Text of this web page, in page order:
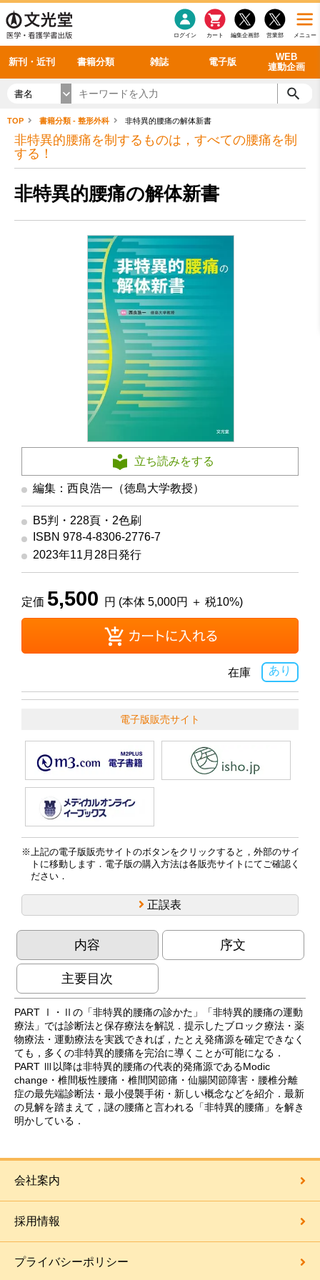
メニュー
営業部
編集企画部
カート
ログイン
新刊・近刊 書籍分類 雑誌 電子版
WEB
連動企画
感染症 老年医学
看護・介護
呼吸器
循環器
シリーズ一覧
雑誌投稿規定
理学療法
雑誌案内・年間購読 最新号 バックナンバー
電子書籍
電子雑誌
書籍「データに基づく臨床動作分析」WEB動画
書籍「眼手術学」WEB動画
書籍「神経症候学 II 改訂第二版」 WEB動画
新刊一覧
今後の発行予定
書名
TOP 書籍分類 - 整形外科 非特異的腰痛の解体新書
非特異的腰痛を制するものは，すべての腰痛を制
する！
非特異的腰痛の解体新書
立ち読みをする
編集：西良浩一（徳島大学教授）
B5判・228頁・2色刷
ISBN 978-4-8306-2776-7
2023年11月28日発行
定価 5,500 円 (本体 5,000円 ＋ 税10%)
あり
在庫
電子版販売サイト
上記の電子版販売サイトのボタンをクリックすると，外部のサイ
トに移動します．電子版の購入方法は各販売サイトにてご確認く
ださい．
正誤表
内容 序文
主要目次
PART Ⅰ・Ⅱの「非特異的腰痛の診かた」「非特異的腰痛の運動
療法」では診断法と保存療法を解説．提示したブロック療法・薬
物療法・運動療法を実践できれば，たとえ発痛源を確定できなく
ても，多くの非特異的腰痛を完治に導くことが可能になる．
PART Ⅲ以降は非特異的腰痛の代表的発痛源であるModic
change・椎間板性腰痛・椎間関節痛・仙腸関節障害・腰椎分離
症の最先端診断法・最小侵襲手術・新しい概念などを紹介．最新
の見解を踏まえて，謎の腰痛と言われる「非特異的腰痛」を解き
明かしている．
会社案内
採用情報
プライバシーポリシー